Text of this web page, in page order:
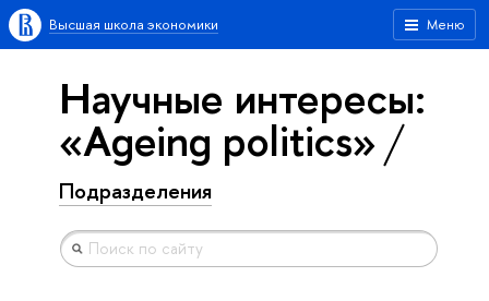
Меню
Высшая школа экономики
Научные интересы:
«Ageing politics»
Подразделения